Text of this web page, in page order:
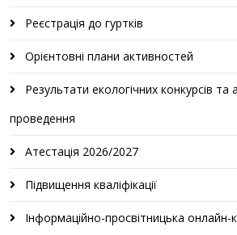
Реєстрація до гуртків
Орієнтовні плани активностей
Результати екологічних конкурсів та
проведення
Атестація 2026/2027
Підвищення кваліфікації
Інформаційно-просвітницька онлайн-